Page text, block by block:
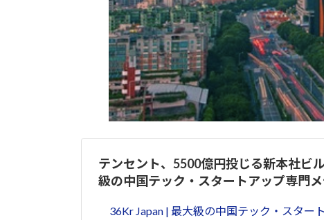
テンセント、5500億円投じる新本社ビ
級の中国テック・スタートアップ専門
36Kr Japan | 最大級の中国テック・スター